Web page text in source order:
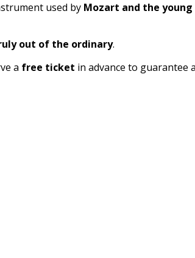
used by Mozart and the young
out of the ordinary.
a free ticket in advance to guarantee